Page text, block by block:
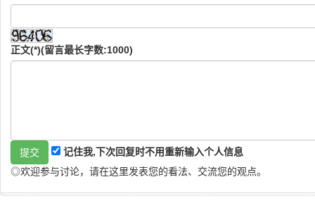
正文(*)(留言最长字数:1000)
记住我,下次回复时不用重新输入个人信息
◎欢迎参与讨论，请在这里发表您的看法、交流您的观点。